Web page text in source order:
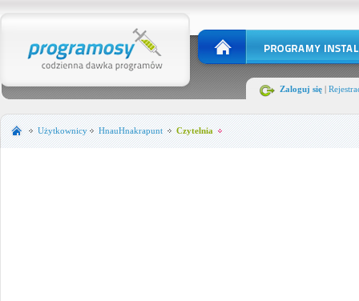
Zaloguj się |
Użytkownicy HnauHnakrapunt Czytelnia